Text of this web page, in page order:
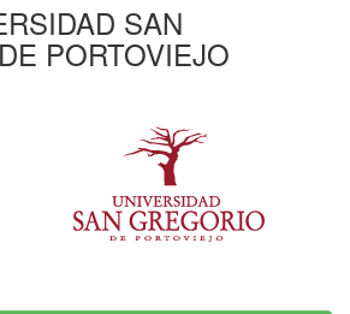
SAN
PORTOVIEJO